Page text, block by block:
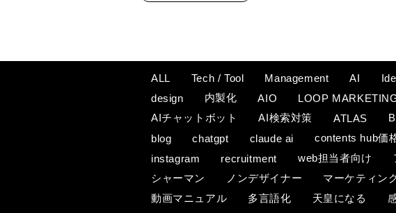
ALL Tech / Tool Management AI
design
内製化 AIO LOOP
AIチャットボット
AI検索対策 ATLAS
blog
chatgpt claude ai contents hub価
instagram
recruitment web担当者向け
シャーマン
ノンデザイナー マーケティン
動画マニュアル
多言語化 天皇になる